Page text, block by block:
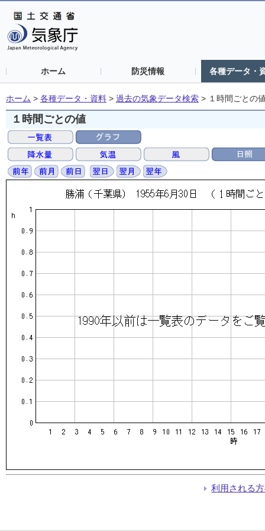
ホーム 防災情報 各種データ・
ホーム > 各種データ・資料 > 過去の気象データ検索 > １時間ごとの
１時間ごとの値
利用される